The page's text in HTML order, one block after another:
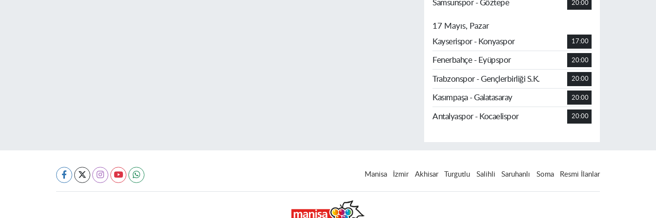
Samsunspor - Göztepe 20:00
17 Mayıs, Pazar
Kayserispor - Konyaspor
17:00
Fenerbahçe - Eyüpspor 20:00
Trabzonspor - Gençlerbirliği S.K. 20:00
Kasımpaşa - Galatasaray 20:00
Antalyaspor - Kocaelispor 20:00
Manisa İzmir Akhisar Turgutlu Salihli Saruhanlı Soma Resmi İlanlar